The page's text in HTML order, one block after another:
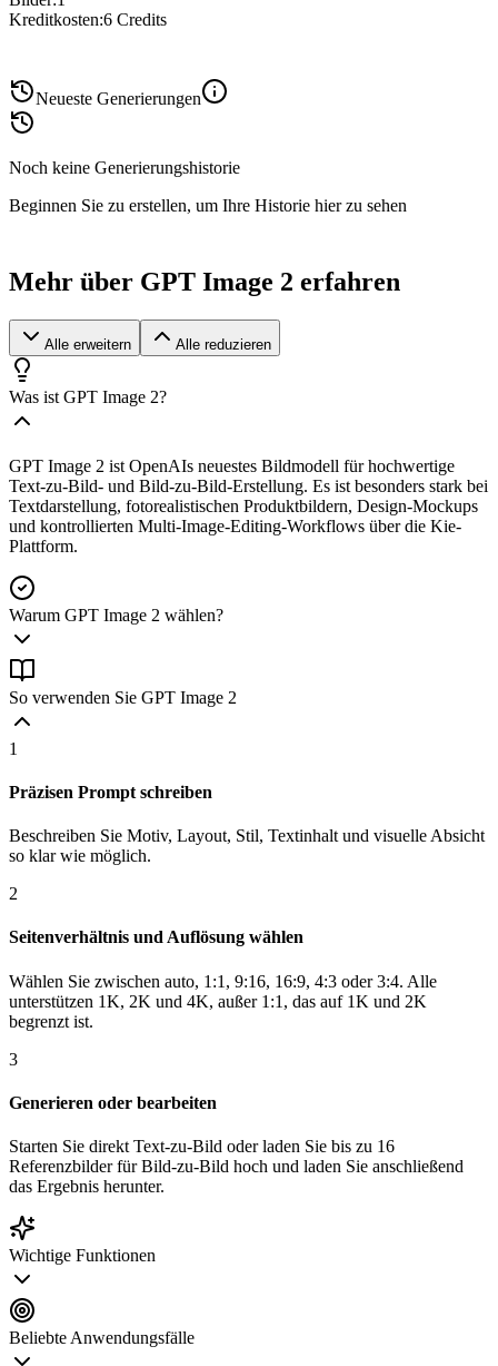
Kreditkosten:6 Credits
Neueste Generierungen
Noch keine Generierungshistorie
Beginnen Sie zu erstellen, um Ihre Historie hier zu sehen
Mehr über GPT Image 2 erfahren
Alle erweitern Alle reduzieren
Was ist GPT Image 2?
GPT Image 2 ist OpenAIs neuestes Bildmodell für hochwertige
Text-zu-Bild- und Bild-zu-Bild-Erstellung. Es ist besonders stark bei
Textdarstellung, fotorealistischen Produktbildern, Design-Mockups
und kontrollierten Multi-Image-Editing-Workflows über die Kie-
Plattform.
Warum GPT Image 2 wählen?
So verwenden Sie GPT Image 2
1
Präzisen Prompt schreiben
Beschreiben Sie Motiv, Layout, Stil, Textinhalt und visuelle Absicht
so klar wie möglich.
2
Seitenverhältnis und Auflösung wählen
Wählen Sie zwischen auto, 1:1, 9:16, 16:9, 4:3 oder 3:4. Alle
unterstützen 1K, 2K und 4K, außer 1:1, das auf 1K und 2K
begrenzt ist.
3
Generieren oder bearbeiten
Starten Sie direkt Text-zu-Bild oder laden Sie bis zu 16
Referenzbilder für Bild-zu-Bild hoch und laden Sie anschließend
das Ergebnis herunter.
Wichtige Funktionen
Beliebte Anwendungsfälle